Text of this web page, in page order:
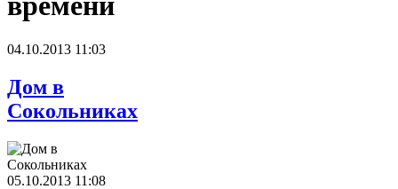
04.10.2013 11:03
Дом в
Сокольниках
05.10.2013 11:08